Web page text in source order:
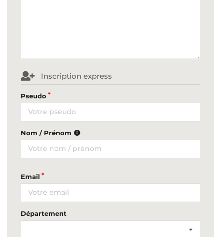
Inscription express
Pseudo
Nom / Prénom
Email
Département